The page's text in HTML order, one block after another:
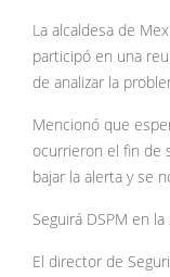
La alcaldesa de
participó en una
de analizar la
Mencionó que
ocurrieron el fin de
bajar la alerta y se
Seguirá DSPM en la
El director de